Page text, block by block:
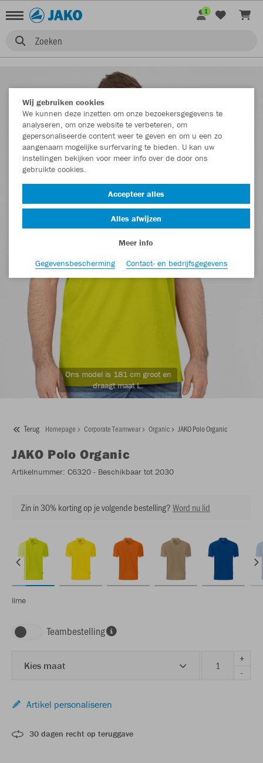
Zoeken
1
Ons model is 181 cm groot en
draagt maat L.
Terug Homepage Corporate Teamwear Organic JAKO Polo Organic
JAKO Polo Organic
Artikelnummer: C6320 - Beschikbaar tot 2030
Zin in 30% korting op je volgende bestelling?Word nu lid
lime
Teambestelling
Kies maat
+
-
Artikel personaliseren
30 dagen recht op teruggave
Wij gebruiken cookies
We kunnen deze inzetten om onze bezoekersgegevens te
analyseren, om onze website te verbeteren, om
gepersonaliseerde content weer te geven en om u een zo
aangenaam mogelijke surfervaring te bieden. U kan uw
instellingen bekijken voor meer info over de door ons
gebruikte cookies.
Accepteer alles
Alles afwijzen
Meer info
Gegevensbescherming
Contact- en bedrijfsgegevens